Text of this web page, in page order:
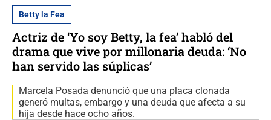
Betty la Fea
Actriz de ‘Yo soy Betty, la fea’ habló del
drama que vive por millonaria deuda: ‘No
han servido las súplicas’
Marcela Posada denunció que una placa clonada
generó multas, embargo y una deuda que afecta a su
hija desde hace ocho años.